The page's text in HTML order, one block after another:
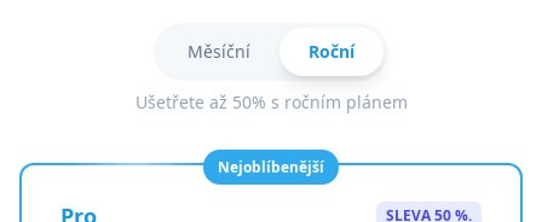
Měsíční Roční
Ušetřete až 50% s ročním plánem
Nejoblíbenější
Pro SLEVA 50 %.